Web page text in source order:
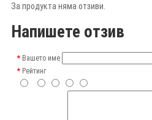
За продукта няма отзиви.
Напишете отзив
Вашето име
Рейтинг